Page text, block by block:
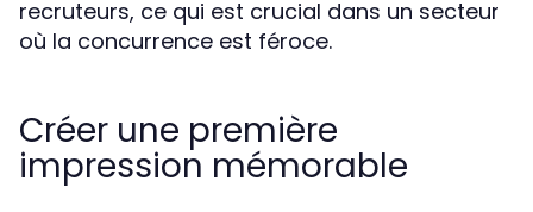
recruteurs, ce qui est crucial dans un secteur
où la concurrence est féroce.
Créer une première
impression mémorable